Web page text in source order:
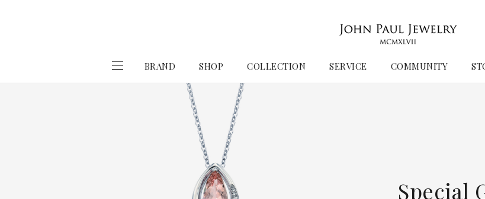
BRAND SHOP COLLECTION SERVICE COMMUNITY
Special